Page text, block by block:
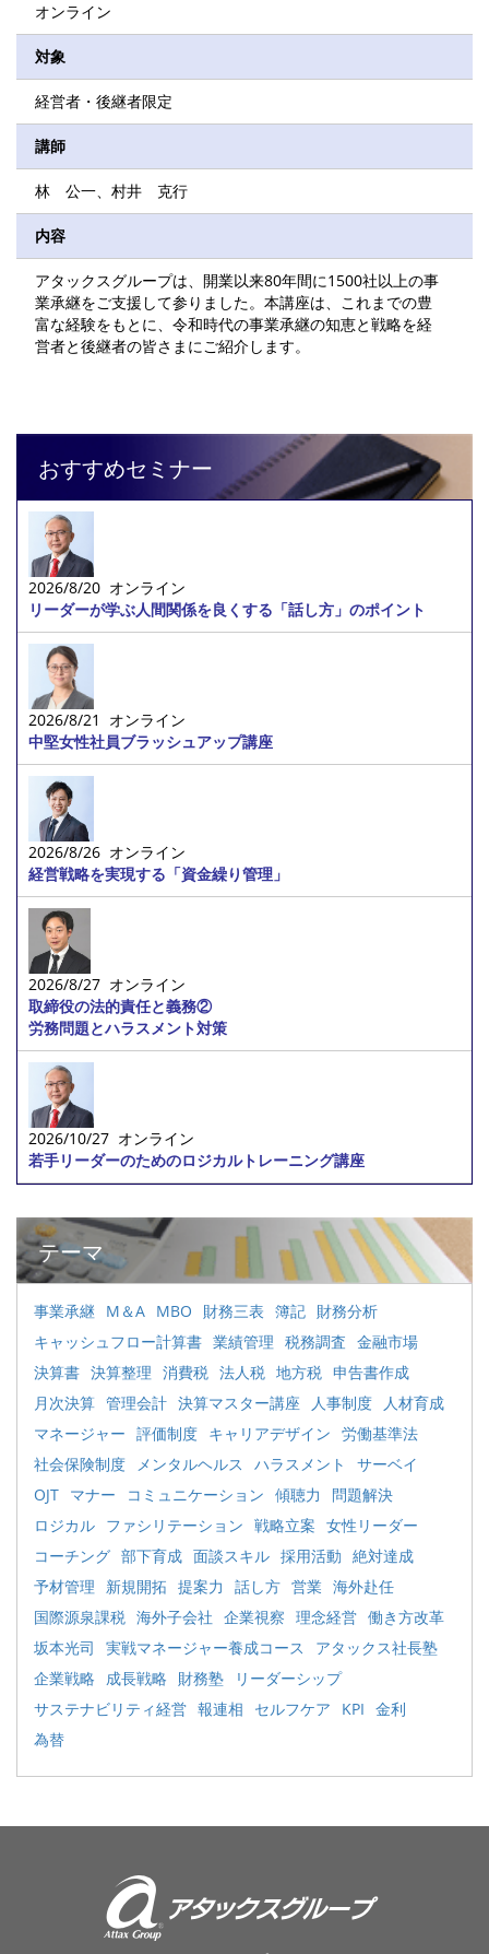
オンライン
対象
経営者・後継者限定
講師
林 公一、村井 克行
内容
アタックスグループは、開業以来80年間に1500社以上の事
業承継をご支援して参りました。本講座は、これまでの豊
富な経験をもとに、令和時代の事業承継の知恵と戦略を経
営者と後継者の皆さまにご紹介します。
おすすめセミナー
2026/8/20 オンライン
リーダーが学ぶ人間関係を良くする「話し方」のポイント
2026/8/21 オンライン
中堅女性社員ブラッシュアップ講座
2026/8/26 オンライン
経営戦略を実現する「資金繰り管理」
2026/8/27 オンライン
取締役の法的責任と義務②
労務問題とハラスメント対策
2026/10/27 オンライン
若手リーダーのためのロジカルトレーニング講座
テーマ
事業承継 M＆A MBO 財務三表 簿記 財務分析
キャッシュフロー計算書 業績管理 税務調査 金融市場
決算書 決算整理 消費税 法人税 地方税 申告書作成
月次決算 管理会計 決算マスター講座 人事制度
人材育成
マネージャー 評価制度 キャリアデザイン 労働基準法
社会保険制度
メンタルヘルス ハラスメント
サーベイ
OJT マナー コミュニケーション 傾聴力
問題解決
ロジカル ファシリテーション 戦略立案 女性リーダー
コーチング 部下育成 面談スキル 採用活動 絶対達成
予材管理
新規開拓 提案力 話し方 営業 海外赴任
国際源泉課税 海外子会社 企業視察 理念経営 働き方改革
坂本光司
実戦マネージャー養成コース
アタックス社長塾
企業戦略 成長戦略 財務塾
リーダーシップ
サステナビリティ経営 報連相 セルフケア KPI 金利
為替